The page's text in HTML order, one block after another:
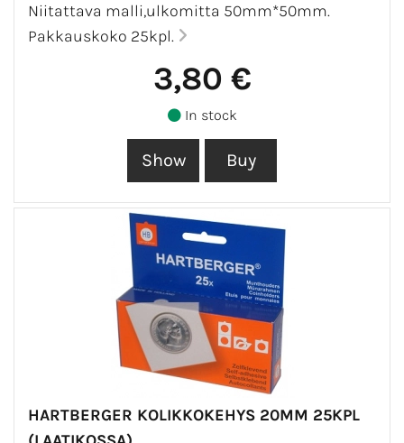
Niitattava malli,ulkomitta 50mm*50mm.
Pakkauskoko 25kpl.
3,80 €
In stock
HARTBERGER KOLIKKOKEHYS 20MM 25KPL